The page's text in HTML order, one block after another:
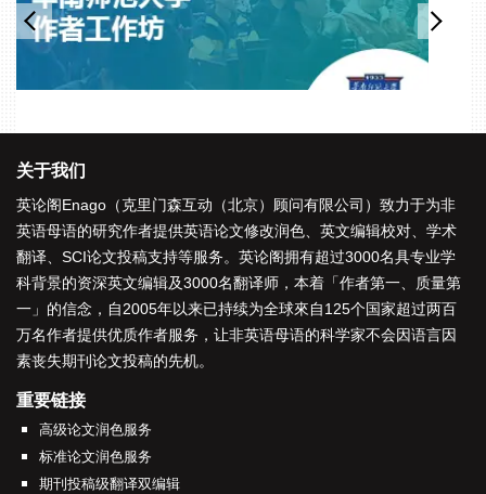
关于我们
英论阁Enago（克里门森互动（北京）顾问有限公司）致力于为非
英语母语的研究作者提供英语论文修改润色 英文编辑校对
学术
翻译
SCI论文投稿支持等服务。英论阁拥有超过3000名具专业学
科背景的资深英文编辑及3000名翻译师 ，本着「作者第一、质量第
一 」的信念，自2005年以来已持续为全球來自125个国家超过两百
万名作者提供优质作者服务，让非英语母语的科学家不会因语言因
素丧失期刊论文投稿的先机。
重要链接
高级论文润色服务
标准论文润色服务
期刊投稿级翻译双编辑